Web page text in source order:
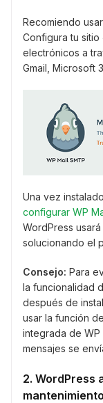
Recomiendo
Configura tu
electrónicos a
Gmail, Microsoft
Una vez
configurar WP
WordPress
solucionando el
Consejo: Para
la funcionalidad
después de
usar la función
integrada de WP
mensajes se
2. WordPress
mantenimiento